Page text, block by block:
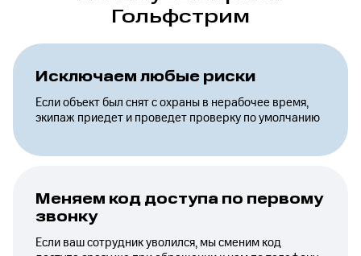
Гольфстрим
Исключаем любые риски
Если объект был снят с охраны в нерабочее время,
экипаж приедет и проведет проверку по умолчанию
Меняем код доступа по первому
звонку
Если ваш сотрудник уволился, мы сменим код